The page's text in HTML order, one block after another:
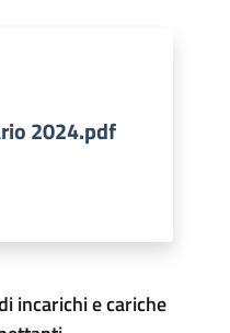
2024.pdf
incarichi e cariche